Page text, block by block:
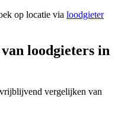
op locatie via loodgieter
loodgieters in
vergelijken van